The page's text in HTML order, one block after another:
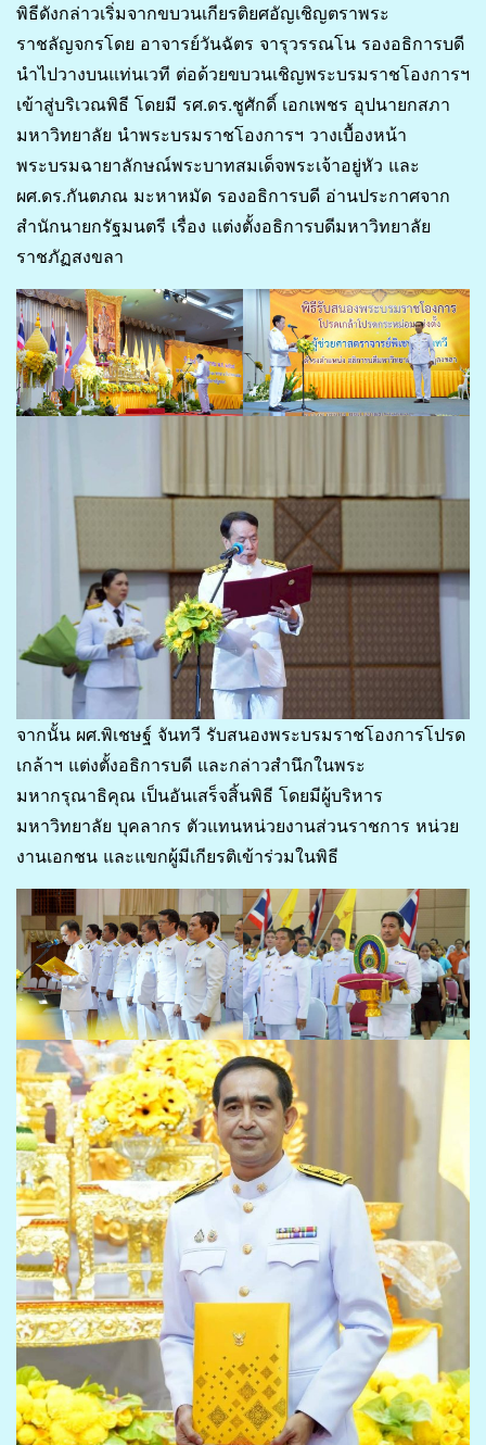
พิธีดังกล่าวเริ่มจากขบวนเกียรติยศอัญเชิญตราพระ
ราชลัญจกรโดย อาจารย์วันฉัตร จารุวรรณโน รองอธิการบดี
นำไปวางบนแท่นเวที ต่อด้วยขบวนเชิญพระบรมราชโองการฯ
เข้าสู่บริเวณพิธี โดยมี รศ.ดร.ชูศักดิ์ เอกเพชร อุปนายกสภา
มหาวิทยาลัย นำพระบรมราชโองการฯ วางเบื้องหน้า
พระบรมฉายาลักษณ์พระบาทสมเด็จพระเจ้าอยู่หัว และ
ผศ.ดร.กันตภณ มะหาหมัด รองอธิการบดี อ่านประกาศจาก
สำนักนายกรัฐมนตรี เรื่อง แต่งตั้งอธิการบดีมหาวิทยาลัย
ราชภัฏสงขลา
จากนั้น ผศ.พิเชษฐ์ จันทวี รับสนองพระบรมราชโองการโปรด
เกล้าฯ แต่งตั้งอธิการบดี และกล่าวสำนึกในพระ
มหากรุณาธิคุณ เป็นอันเสร็จสิ้นพิธี โดยมีผู้บริหาร
มหาวิทยาลัย บุคลากร ตัวแทนหน่วยงานส่วนราชการ หน่วย
งานเอกชน และแขกผู้มีเกียรติเข้าร่วมในพิธี